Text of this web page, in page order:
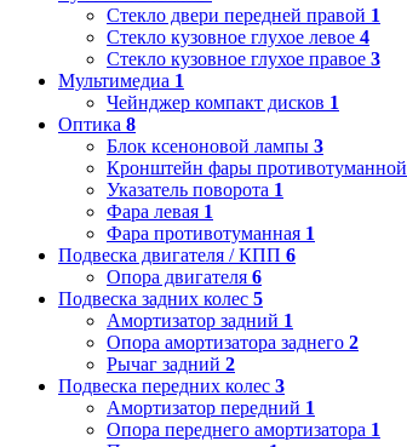
Стекло двери передней правой 1
Стекло кузовное глухое левое 4
Стекло кузовное глухое правое 3
Мультимедиа 1
Чейнджер компакт дисков 1
Оптика 8
Блок ксеноновой лампы 3
Кронштейн фары противотуманной
Указатель поворота 1
Фара левая 1
Фара противотуманная 1
Подвеска двигателя / КПП 6
Опора двигателя 6
Подвеска задних колес 5
Амортизатор задний 1
Опора амортизатора заднего 2
Рычаг задний 2
Подвеска передних колес 3
Амортизатор передний 1
Опора переднего амортизатора 1